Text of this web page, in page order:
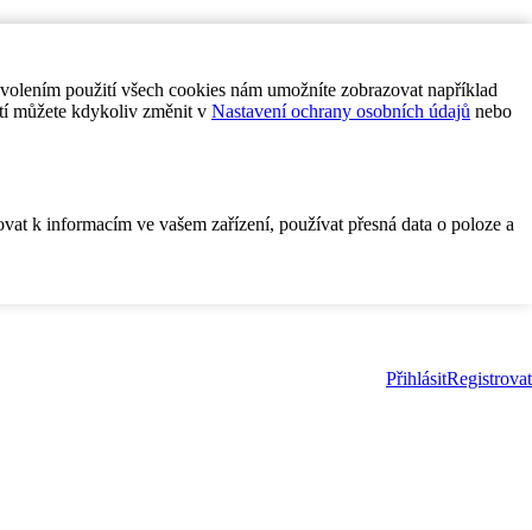
použití všech cookies nám umožníte zobrazovat například
můžete kdykoliv změnit v Nastavení ochrany osobních údajů nebo
k informacím ve vašem zařízení, používat přesná data o poloze a
PřihlásitRegistrovat